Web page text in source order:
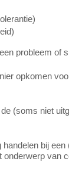
probleem of
opkomen
(soms niet
bij
van